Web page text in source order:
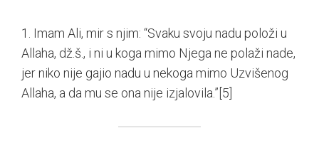
‏1. Imam Ali, mir s njim: “Svaku svoju nadu položi u
Allaha, dž.š., i ni u koga mimo Njega ne polaži nade,
jer niko nije gajio nadu u nekoga mimo Uzvišenog
Allaha, a da mu se ona nije izjalovila.”[5]